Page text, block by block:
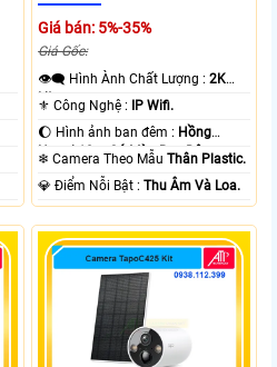
Giá bán: 5%-35%
Giá Gốc:
👁️‍🗨 Hình Ành Chất Lượng :2K
Lite .
⚜️ Công Nghệ :
IP Wifi.
🌔 Hình ảnh ban đêm : Hồng
Ngoại 10m Có Màu Ban Ðêm.
❄ Camera Theo MẫuThân Plastic.
️💎 Điểm Nỗi Bật :Thu Âm Và Loa.